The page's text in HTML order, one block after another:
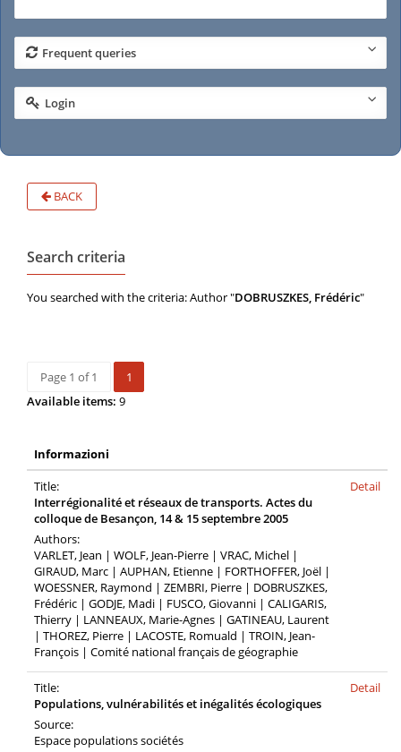
Frequent queries
Login
BACK
Search criteria
You searched with the criteria: Author "DOBRUSZKES, Frédéric"
Page 1 of 1
1
Available items: 9
Informazioni
Title:
Interrégionalité et réseaux de transports. Actes du
colloque de Besançon, 14 & 15 septembre 2005
Authors:
VARLET, Jean | WOLF, Jean-Pierre | VRAC, Michel |
GIRAUD, Marc | AUPHAN, Etienne | FORTHOFFER, Joël |
WOESSNER, Raymond | ZEMBRI, Pierre | DOBRUSZKES,
Frédéric | GODJE, Madi | FUSCO, Giovanni | CALIGARIS,
Thierry | LANNEAUX, Marie-Agnes | GATINEAU, Laurent
| THOREZ, Pierre | LACOSTE, Romuald | TROIN, Jean-
François | Comité national français de géographie
Detail
Title:
Populations, vulnérabilités et inégalités écologiques
Source:
Espace populations sociétés
Detail